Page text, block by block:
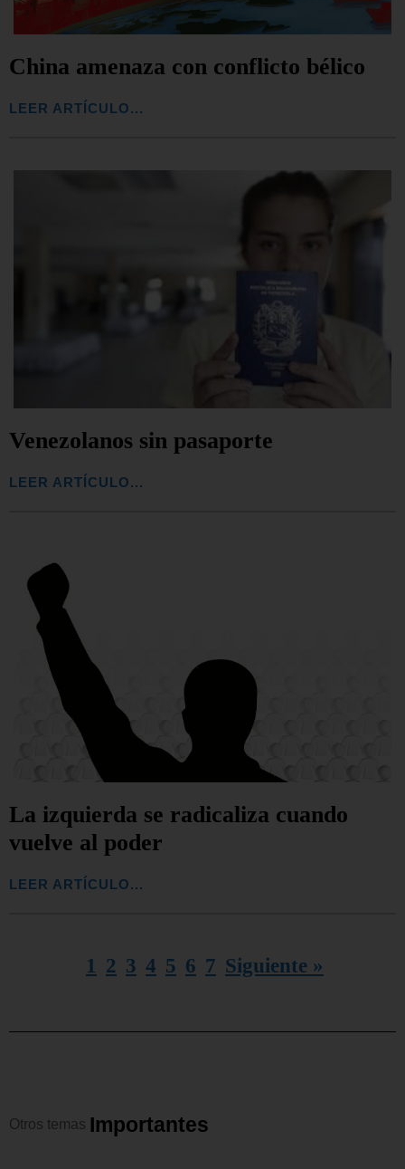
China amenaza con conflicto bélico
LEER ARTÍCULO...
Venezolanos sin pasaporte
LEER ARTÍCULO...
La izquierda se radicaliza cuando
vuelve al poder
LEER ARTÍCULO...
1 2 3 4 5 6 7 Siguiente »
Otros temas Importantes